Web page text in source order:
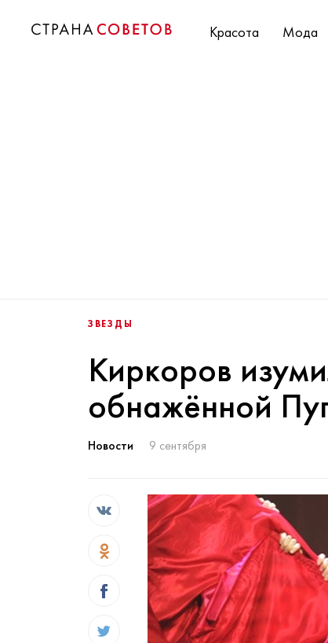
Красота Мода
ЗВЕЗДЫ
Киркоров
обнажённой
Новости 9 сентября